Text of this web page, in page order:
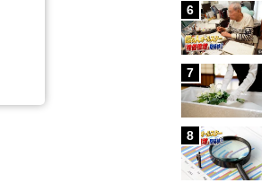
6
7
8